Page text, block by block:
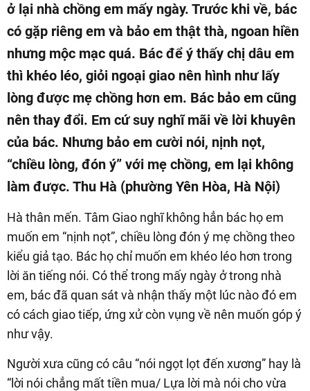
ở lại nhà chồng em mấy ngày. Trước khi về, bác
có gặp riêng em và bảo em thật thà, ngoan hiền
nhưng mộc mạc quá. Bác để ý thấy chị dâu em
thì khéo léo, giỏi ngoại giao nên hình như lấy
lòng được mẹ chồng hơn em. Bác bảo em cũng
nên thay đổi. Em cứ suy nghĩ mãi về lời khuyên
của bác. Nhưng bảo em cười nói, nịnh nọt,
“chiều lòng, đón ý” với mẹ chồng, em lại không
làm được. Thu Hà (phường Yên Hòa, Hà Nội)
Hà thân mến. Tâm Giao nghĩ không hẳn bác họ em
muốn em “nịnh nọt”, chiều lòng đón ý mẹ chồng theo
kiểu giả tạo. Bác họ chỉ muốn em khéo léo hơn trong
lời ăn tiếng nói. Có thể trong mấy ngày ở trong nhà
em, bác đã quan sát và nhận thấy một lúc nào đó em
có cách giao tiếp, ứng xử còn vụng về nên muốn góp ý
như vậy.
Người xưa cũng có câu “nói ngọt lọt đến xương” hay là
“lời nói chẳng mất tiền mua/ Lựa lời mà nói cho vừa